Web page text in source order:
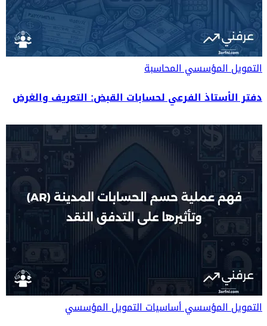
التمويل المؤسسيالمحاسبة
دفتر الأستاذ الفرعي لحسابات القبض: التعريف والغرض
التمويل المؤسسيأساسيات التمويل المؤسسي